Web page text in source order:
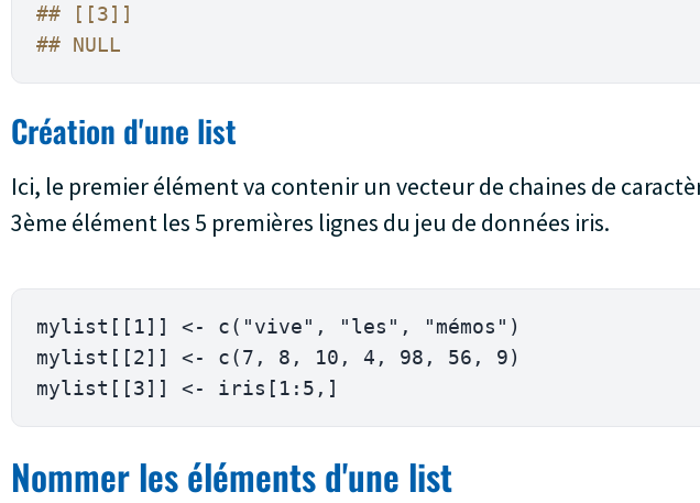
## [[3]]
## NULL
Création d'une list
Ici, le premier élément va contenir un vecteur de chaines de
3ème élément les 5 premières lignes du jeu de données iris.
mylist [ [ 1] ] <- c( "vive" , "les" , "mémos" )
mylist [ [2] ] <- c(7 , 8 , 10 , 4 , 98 , 56 , 9)
mylist [ [3] ] <- iris [ 1 : 5 , ]
Nommer les éléments d'une list